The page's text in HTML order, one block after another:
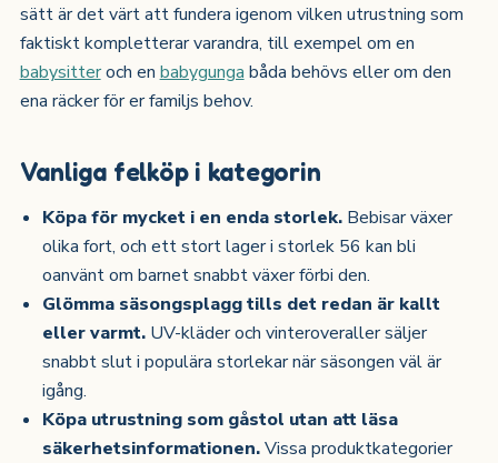
sätt är det värt att fundera igenom vilken utrustning som
faktiskt kompletterar varandra, till exempel om en
babysitteroch en babygunga båda behövs eller om den
ena räcker för er familjs behov.
Vanliga felköp i kategorin
Köpa för mycket i en enda storlek. Bebisar växer
olika fort, och ett stort lager i storlek 56 kan bli
oanvänt om barnet snabbt växer förbi den.
Glömma säsongsplagg tills det redan är kallt
eller varmt. UV-kläder och vinteroveraller säljer
snabbt slut i populära storlekar när säsongen väl är
igång.
Köpa utrustning som gåstol utan att läsa
säkerhetsinformationen.Vissa produktkategorier